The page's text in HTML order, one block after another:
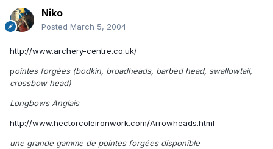
Niko
Posted March 5, 2004
http://www.archery-centre.co.uk/
pointes forgées (bodkin, broadheads, barbed head, swallowtail,
crossbow head)
Longbows Anglais
http://www.hectorcoleironwork.com/Arrowheads.html
une grande gamme de pointes forgées disponible